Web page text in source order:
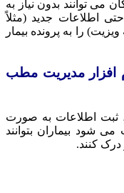
می‌ توانند بدون نیاز به
اطلاعات جدید (مثلاً
را به پرونده بیمار
افزار مدیریت مطب
ثبت اطلاعات به‌ صورت
می شود بیماران بتوانند
کنند.